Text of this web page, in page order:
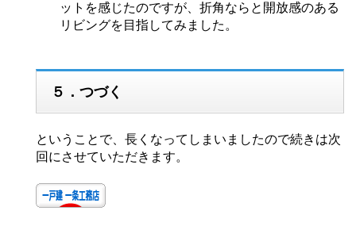
ットを感じたのですが、折角ならと開放感のある
リビングを目指してみました。
５．つづく
ということで、長くなってしまいましたので続きは次
回にさせていただきます。